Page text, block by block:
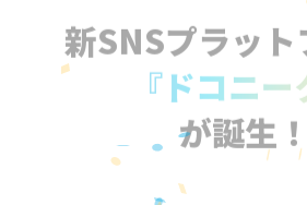
新SNSプラット
『ドコニー
が誕生